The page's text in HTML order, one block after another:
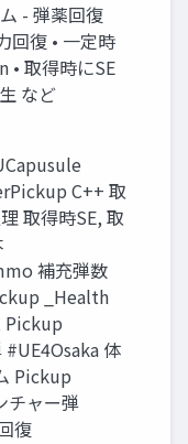
- 弾薬回復
回復 • 一定時
• 取得時にSE
など
C++ 取
取得時SE, 取
補充弾数
_Health
Pickup
#UE4Osaka 体
Pickup
チャー弾
復